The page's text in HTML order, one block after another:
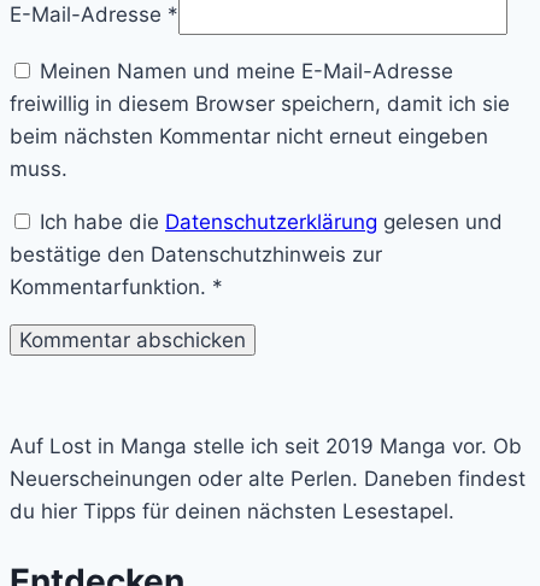
E-Mail-Adresse *
Meinen Namen und meine E-Mail-Adresse
freiwillig in diesem Browser speichern, damit ich sie
beim nächsten Kommentar nicht erneut eingeben
muss.
Ich habe die Datenschutzerklärung gelesen und
bestätige den Datenschutzhinweis zur
Kommentarfunktion. *
Manga
Auf Lost in Manga stelle ich seit 2019 Manga vor. Ob
Neuerscheinungen oder alte Perlen. Daneben findest
du hier Tipps für deinen nächsten Lesestapel.